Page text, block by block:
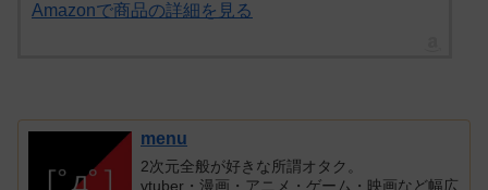
Amazonで商品の詳細を見る
menu
2次元全般が好きな所謂オタク。
vtuber・漫画・アニメ・ゲーム・映画など幅広